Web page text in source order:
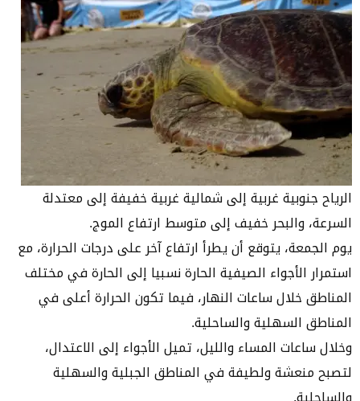
الرياح جنوبية غربية إلى شمالية غربية خفيفة إلى معتدلة
السرعة، والبحر خفيف إلى متوسط ارتفاع الموج.
يوم الجمعة، يتوقع أن يطرأ ارتفاع آخر على درجات الحرارة، مع
استمرار الأجواء الصيفية الحارة نسبيا إلى الحارة في مختلف
المناطق خلال ساعات النهار، فيما تكون الحرارة أعلى في
المناطق السهلية والساحلية.
وخلال ساعات المساء والليل، تميل الأجواء إلى الاعتدال،
لتصبح منعشة ولطيفة في المناطق الجبلية والسهلية